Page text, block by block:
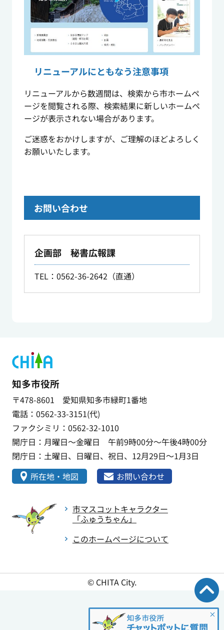
リニューアルにともなう注意事項
リニューアルから数週間は、検索から市ホームペ
ージを閲覧される際、検索結果に新しいホームペ
ージが表示されない場合があります。
ご迷惑をおかけしますが、ご理解のほどよろしく
お願いいたします。
お問い合わせ
企画部 秘書広報課
TEL：0562-36-2642（直通）
知多市役所
〒478-8601 愛知県知多市緑町1番地
電話：0562-33-3151(代)
ファクシミリ：0562-32-1010
開庁日：月曜日～金曜日 午前9時00分～午後4時00分
閉庁日：土曜日、日曜日、祝日、12月29日～1月3日
所在地・地図
お問い合わせ
市マスコットキャラクター
「ふゅうちゃん」
このホームページについて
© CHITA City.